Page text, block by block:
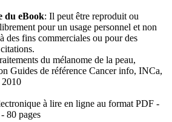
du eBook: Il peut être reproduit ou
pour un usage personnel et non
des fins commerciales ou pour des
du mélanome de la peau,
Guides de référence Cancer info, INCa,
2010
à lire en ligne au format PDF -
80 pages